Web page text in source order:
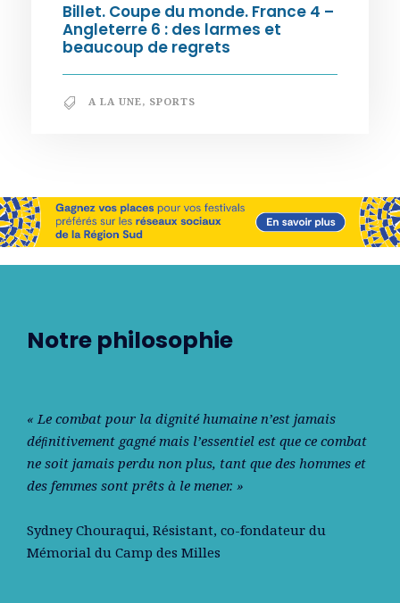
Billet. Coupe du monde. France 4 –
Angleterre 6 : des larmes et
beaucoup de regrets
A LA UNE, SPORTS
Notre philosophie
« Le combat pour la dignité humaine n’est jamais
déﬁnitivement gagné mais l’essentiel est que ce combat
ne soit jamais perdu non plus, tant que des hommes et
des femmes sont prêts à le mener. »
Sydney Chouraqui, Résistant, co-fondateur du
Mémorial du Camp des Milles